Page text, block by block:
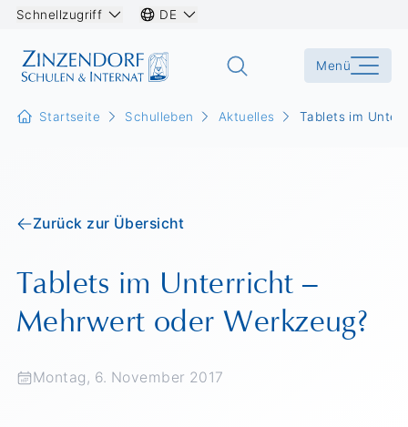
Schnellzugriff DE
Menü
Startseite Schulleben Aktuelles Tablets im
Zurück zur Übersicht
Tablets im Unterricht –
Mehrwert oder Werkzeug?
Montag, 6. November 2017